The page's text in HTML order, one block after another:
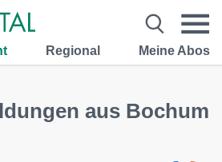
Regional Meine Abos
aus Bochum